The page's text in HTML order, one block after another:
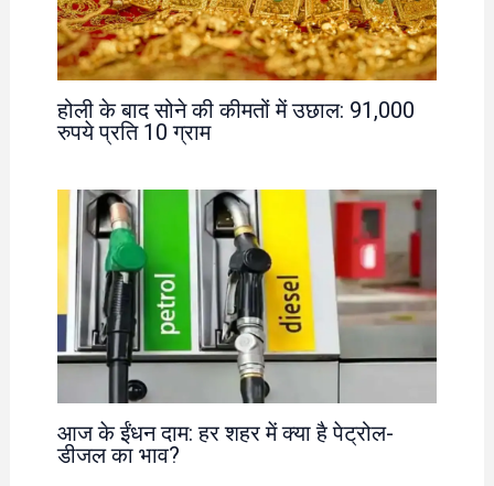
होली के बाद सोने की कीमतों में उछाल: 91,000
रुपये प्रति 10 ग्राम
आज के ईंधन दाम: हर शहर में क्या है पेट्रोल-
डीजल का भाव?